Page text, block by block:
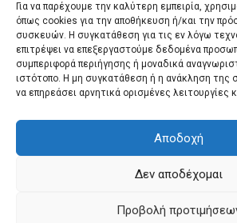
Για να παρέχουμε την καλύτερη εμπειρία,
όπως cookies για την αποθήκευση ή/και την
συσκευών. Η συγκατάθεση για τις εν λόγω
επιτρέψει να επεξεργαστούμε δεδομένα
συμπεριφορά περιήγησης ή μοναδικά
ιστότοπο. Η μη συγκατάθεση ή η ανάκληση της
να επηρεάσει αρνητικά ορισμένες λειτουργίες
Αποδοχή
Δεν αποδέχομαι
Προβολή
Buy Adspace ΑΡΧΙΚΗ ΕΠΙΚΟΙΝΩΝΙΑ